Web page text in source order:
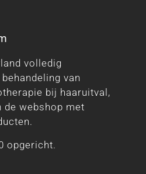
volledig
van
bij haaruitval,
de webshop met
opgericht.